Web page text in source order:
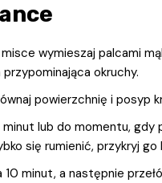
wymieszaj palcami
okruchy.
powierzchnię i posyp
lub do momentu,
się rumienić, przykryj go
minut, a następnie